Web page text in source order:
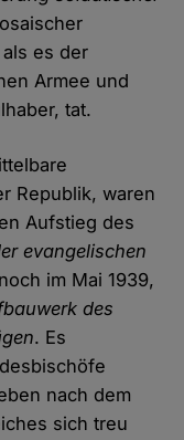
es der
Armee und
tat.
Republik, waren
Aufstieg des
evangelischen
im Mai 1939,
des
. Es
nach dem
sich treu